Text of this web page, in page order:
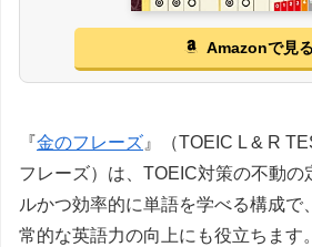
Amazonで見る
『金のフレーズ 』（TOEIC L & R
フレーズ）は、TOEIC対策の不動の
ルかつ効率的に単語を学べる構成で
常的な英語力の向上にも役立ちます